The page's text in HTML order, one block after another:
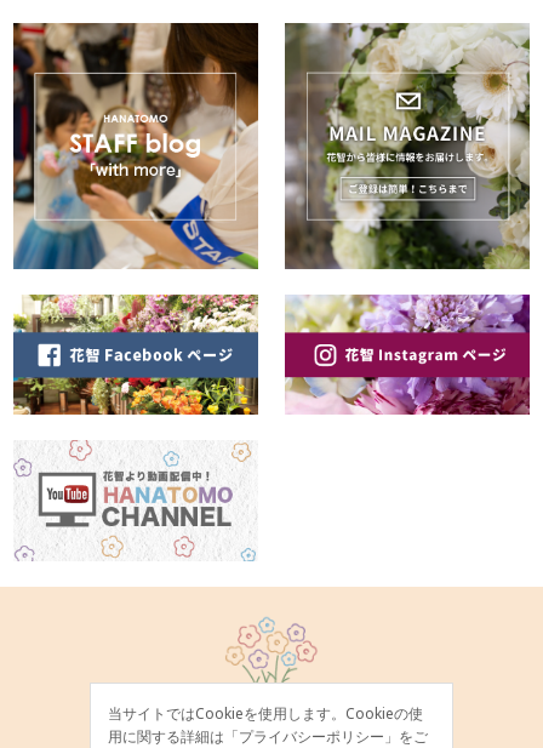
当サイトではCookieを使用します。Cookieの使
用に関する詳細は「プライバシーポリシー 」をご